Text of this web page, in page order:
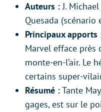
Auteurs :J.
Quesada (scénario
Principaux apports
Marvel efface près
monte-en-l’air. Le
certains super-
Résumé :Tante
gages, est sur le